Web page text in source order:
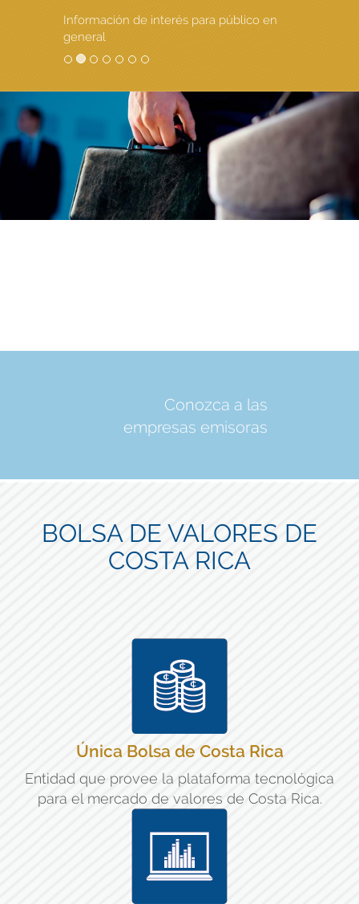
Información de interés para público en
general
Conozca a las
empresas emisoras
BOLSA DE VALORES DE
COSTA RICA
Única Bolsa de Costa Rica
Entidad que provee la plataforma tecnológica
para el mercado de valores de Costa Rica.